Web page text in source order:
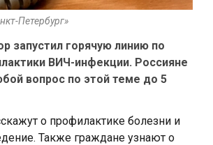
Петербург»
запустил горячую линию по
ВИЧ-инфекции. Россияне
вопрос по этой теме до 5
о профилактике болезни и
Также граждане узнают о